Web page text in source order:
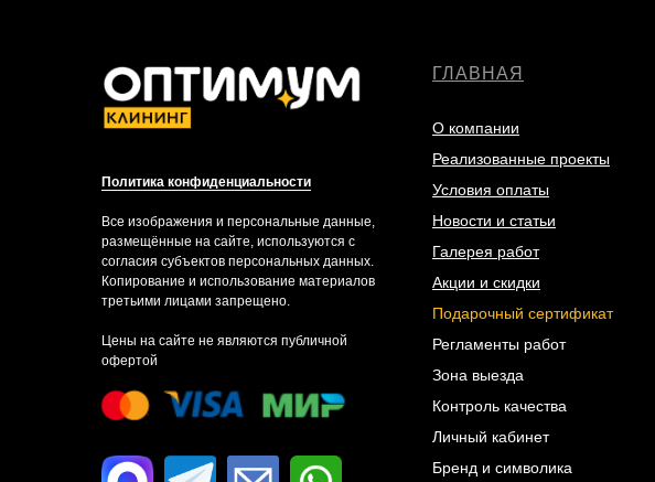
ГЛАВНАЯ
О компании
Реализованные проекты
Условия оплаты
Новости и статьи
Галерея работ
Акции и скидки
Подарочный сертификат
Регламенты работ
Зона выезда
Контроль качества
Личный кабинет
Бренд и символика
Политика конфиденциальности
Все изображения и персональные данные,
размещённые на сайте, используются с
согласия субъектов персональных данных.
Копирование и использование материалов
третьими лицами запрещено.
Цены на сайте не являются публичной
офертой